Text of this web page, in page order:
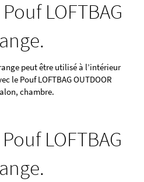
LOFTBAG
peut être utilisé à l’intérieur
le Pouf LOFTBAG OUTDOOR
chambre.
LOFTBAG